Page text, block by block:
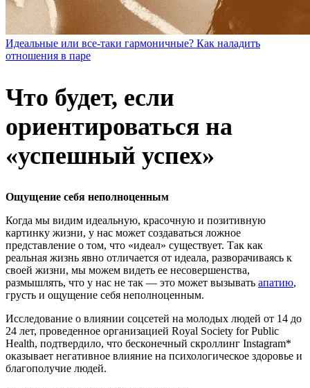
Идеальные или все-таки гармоничные? Как наладить
отношения в паре
Что будет, если
ориентироваться на
«успешный успех»
Ощущение себя неполноценным
Когда мы видим идеальную, красочную и позитивную
картинку жизни, у нас может создаваться ложное
представление о том, что «идеал» существует. Так как
реальная жизнь явно отличается от идеала, разворачиваясь к
своей жизни, мы можем видеть ее несовершенства,
размышлять, что у нас не так — это может вызывать апатию,
грусть и ощущение себя неполноценным.
Исследование о влиянии соцсетей на молодых людей от 14 до
24 лет, проведенное организацией Royal Society for Public
Health, подтвердило, что бесконечный скроллинг Instagram*
оказывает негативное влияние на психологическое здоровье и
благополучие людей.